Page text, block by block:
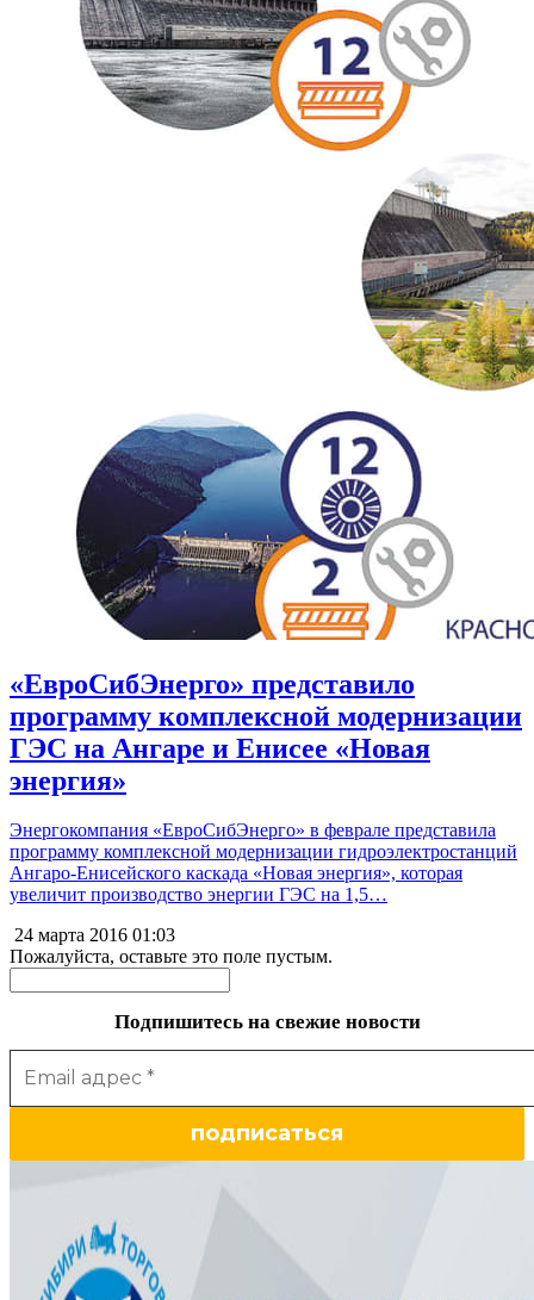
«ЕвроСибЭнерго» представило
программу комплексной модернизации
ГЭС на Ангаре и Енисее «Новая
энергия»
Энергокомпания «ЕвроСибЭнерго» в феврале представила
программу комплексной модернизации гидроэлектростанций
Ангаро-Енисейского каскада «Новая энергия», которая
увеличит производство энергии ГЭС на 1,5…
24 марта 2016 01:03
Пожалуйста, оставьте это поле пустым.
Подпишитесь на свежие новости